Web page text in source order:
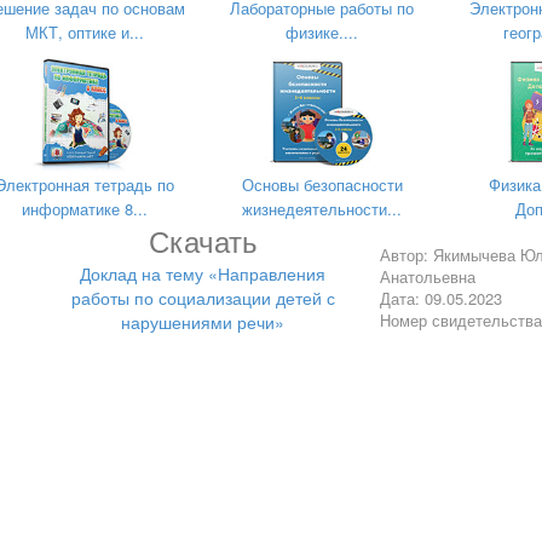
провела логопедическую викторину, которая дала
активизироваться и адаптироваться в коллективе.
подобной совместной работы с воспитателями,
Дети становятся более инициативными и
общении, познавательно-исследовательской деятельности.
и взрослыми, участвуют в совместных играх. Постоянное
в повседневной жизни делает их высказывания более
детей повышается речевая активность. Они быстро овладевают
и познания окружающей действительности.
комплексного логопедического сопровождения
не только активизация и развитие речевых качеств, но и
задач по основам
МКТ, оптике и...
Лабораторные работы по
физике....
тетрадь по
информатике 8...
Основы безопасности
жизнедеятельности...
Скачать
Доклад на тему «Направления
работы по социализации детей с
нарушениями речи»
Автор: Якимычева
Анатольевна
Дата: 09.05.2023
Номер